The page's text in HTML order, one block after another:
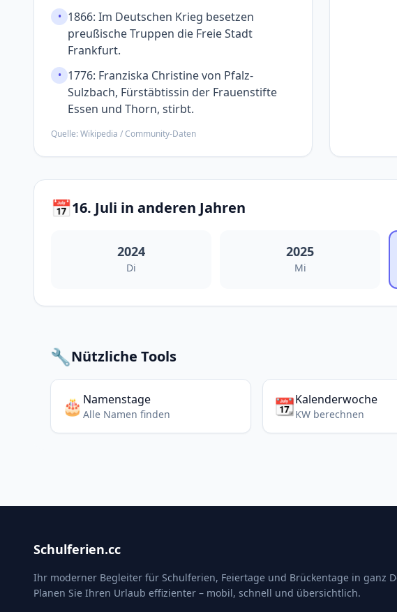
• 1866: Im Deutschen Krieg besetzen
preußische Truppen die Freie Stadt
Frankfurt.
• 1776: Franziska Christine von Pfalz-
Sulzbach, Fürst­äbtissin der Frauen­stifte
Essen und Thorn, stirbt.
Quelle: Wikipedia / Community-Daten
📅16. Juli in anderen Jahren
2024
Di
2025
Mi
🔧Nützliche Tools
🎂 Namenstage
Alle Namen finden 📆Kalenderwoche
KW berechnen
Schulferien.cc
Ihr moderner Begleiter für Schulferien, Feiertage und Brückentage in ganz
Planen Sie Ihren Urlaub effizienter – mobil, schnell und übersichtlich.